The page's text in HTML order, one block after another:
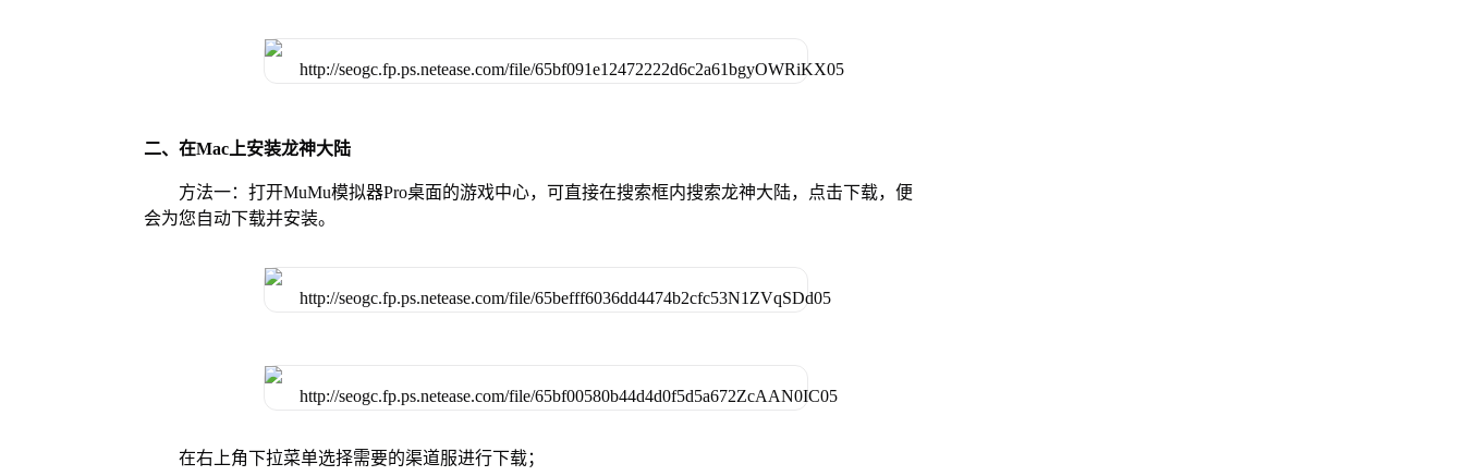
二、在Mac上安装龙神大陆
方法一：打开MuMu模拟器Pro桌面的游戏中心，可直接在搜索框内搜索龙神大陆，点击下载，便
会为您自动下载并安装。
在右上角下拉菜单选择需要的渠道服进行下载；